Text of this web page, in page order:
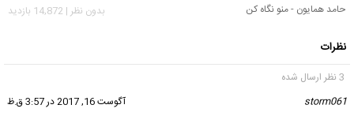
حامد همایون - منو نگاه کن
بدون نظر | 14,872 بازدید
نظرات
3 نظر ارسال شده
storm061
آگوست 16, 2017 در 3:57 ق.ظ